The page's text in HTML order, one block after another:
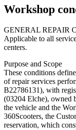
Workshop
GENERAL REPAIR
Applicable to all
centers.
Purpose and Scope
These conditions
of repair services
B22786131), with
(03204 Elche), owned
the vehicle and the
360Scooters, the
reservation, which